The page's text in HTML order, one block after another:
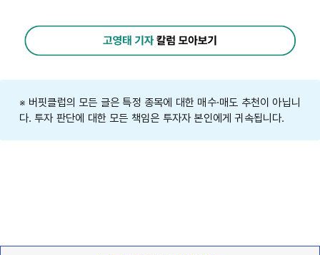
※ 버핏클럽의 모든 글은 특정 종목에 대한 매수·매도 추천이 아닙니
다. 투자 판단에 대한 모든 책임은 투자자 본인에게 귀속됩니다.